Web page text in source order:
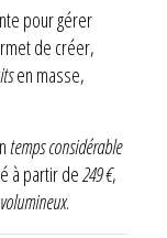
pour gérer
de créer,
en masse,
temps considérable
à partir de249 €,
.